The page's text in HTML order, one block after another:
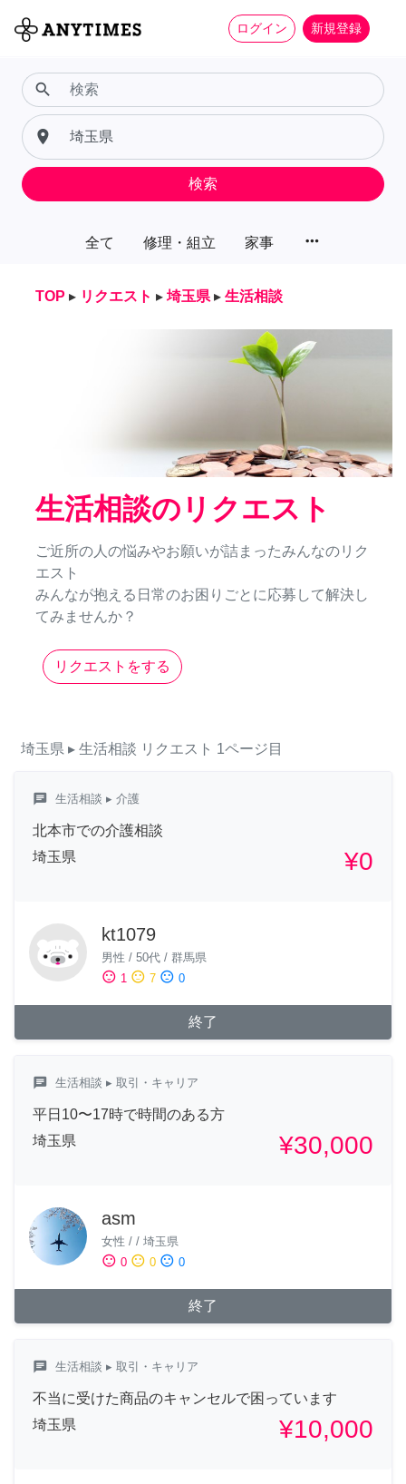
ログイン 新規登録
全て 修理・組立 家事 more_horiz
search
place
検索
TOP ▸ リクエスト ▸ 埼玉県 ▸ 生活相談
生活相談のリクエスト
ご近所の人の悩みやお願いが詰まったみんなのリク
エスト
みんなが抱える日常のお困りごとに応募して解決し
てみませんか？
リクエストをする
埼玉県 ▸ 生活相談 リクエスト 1ページ目
chat 生活相談 ▸ 介護
北本市での介護相談
埼玉県
¥0
kt1079
男性 / 50代 / 群馬県
sentiment_satisfied 1 sentiment_neutral 7 sentiment_dissatisfied 0
終了
chat 生活相談 ▸ 取引・キャリア
平日10〜17時で時間のある方
埼玉県
¥30,000
asm
女性 / / 埼玉県
sentiment_satisfied 0 sentiment_neutral 0 sentiment_dissatisfied 0
終了
chat 生活相談 ▸ 取引・キャリア
不当に受けた商品のキャンセルで困っています
埼玉県
¥10,000